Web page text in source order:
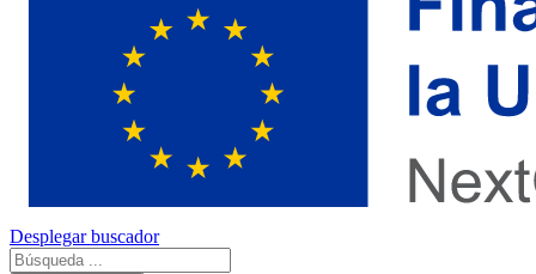
Desplegar buscador